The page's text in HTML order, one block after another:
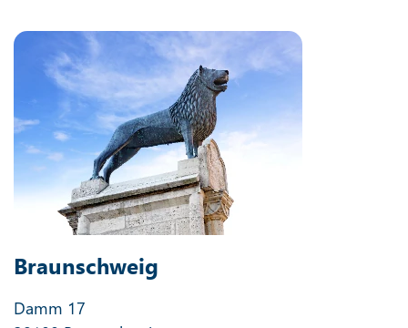
Braunschweig
Damm 17